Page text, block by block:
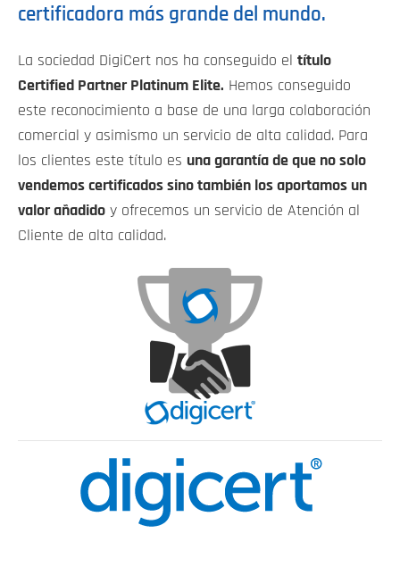
certificadora más grande del mundo.
La sociedad DigiCert nos ha conseguido el título
Certified Partner Platinum Elite. Hemos conseguido
este reconocimiento a base de una larga colaboración
comercial y asimismo un servicio de alta calidad. Para
los clientes este título es una garantía de que no solo
vendemos certificados sino también los aportamos un
valor añadido y ofrecemos un servicio de Atención al
Cliente de alta calidad.